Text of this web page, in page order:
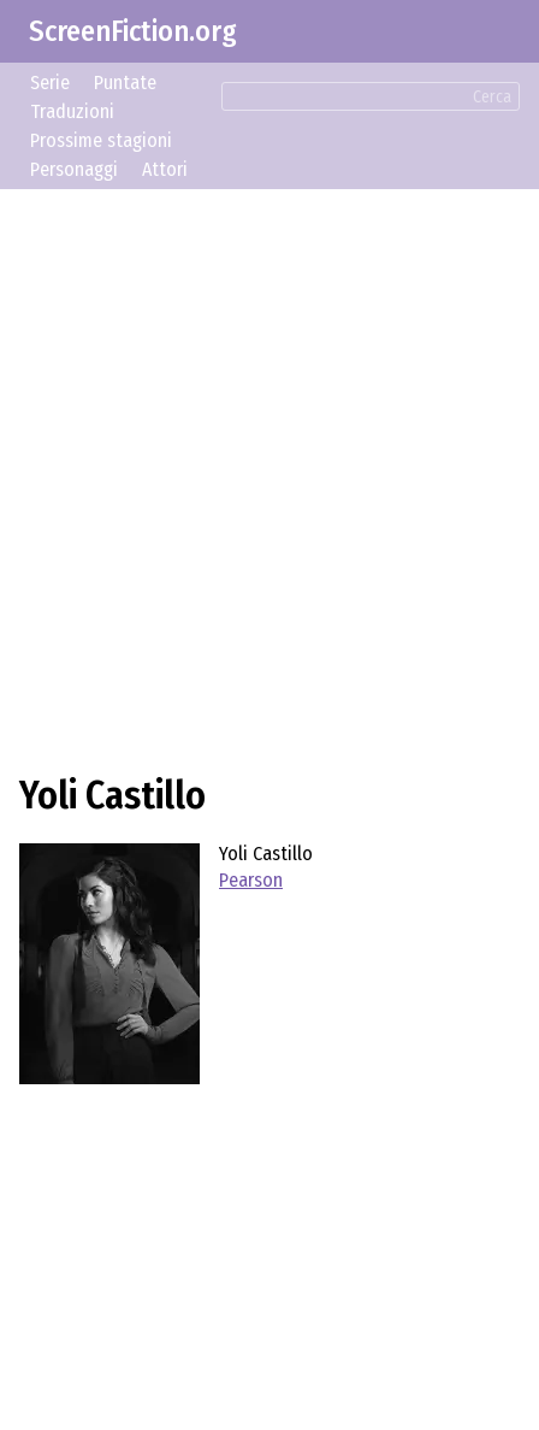
ScreenFiction.org
Cerca
Serie
Puntate
Traduzioni
Prossime stagioni
Personaggi
Attori
Yoli Castillo
Yoli Castillo
Pearson